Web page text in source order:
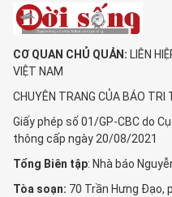
CƠ QUAN CHỦ QUẢN: LIÊN
VIỆT NAM
CHUYÊN TRANG CỦA BÁO TRI
Giấy phép số 01/GP-CBC do
thông cấp ngày 20/08/2021
Tổng Biên tập: Nhà báo
Tòa soạn: 70 Trần Hưng Đạo,